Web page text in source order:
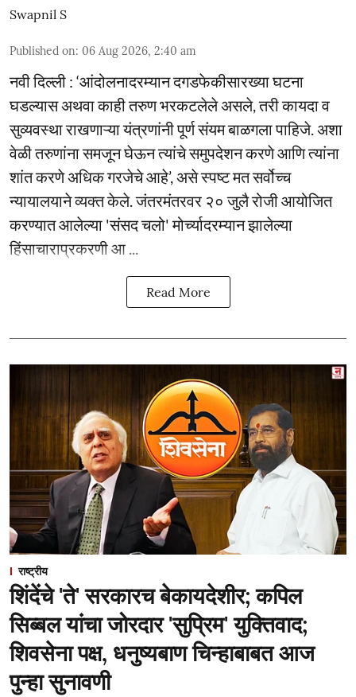
Swapnil S
Published on: 06 Aug 2026, 2:40 am
नवी दिल्ली : ‘आंदोलनादरम्यान दगडफेकीसारख्या घटना
घडल्यास अथवा काही तरुण भरकटलेले असले, तरी कायदा व
सुव्यवस्था राखणाऱ्या यंत्रणांनी पूर्ण संयम बाळगला पाहिजे. अशा
वेळी तरुणांना समजून घेऊन त्यांचे समुपदेशन करणे आणि त्यांना
शांत करणे अधिक गरजेचे आहे’, असे स्पष्ट मत सर्वोच्च
न्यायालयाने व्यक्त केले. जंतरमंतरवर २० जुलै रोजी आयोजित
करण्यात आलेल्या 'संसद चलो' मोर्च्यादरम्यान झालेल्या
हिंसाचाराप्रकरणी आ ...
Read More
राष्ट्रीय
शिंदेंचे 'ते' सरकारच बेकायदेशीर; कपिल
सिब्बल यांचा जोरदार 'सुप्रिम' युक्तिवाद;
शिवसेना पक्ष, धनुष्यबाण चिन्हाबाबत आज
पुन्हा सुनावणी